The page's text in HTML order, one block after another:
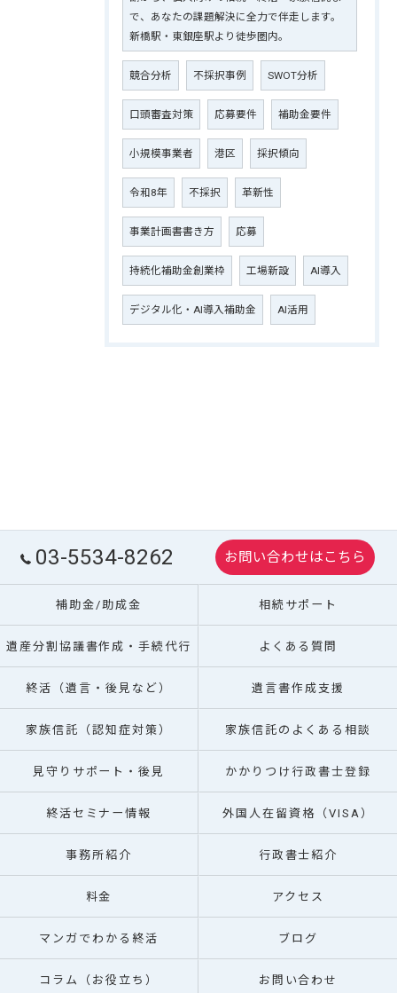
で、あなたの課題解決に全力で伴走します。
新橋駅・東銀座駅より徒歩圏内。
競合分析 不採択事例 SWOT分析
口頭審査対策 応募要件 補助金要件
小規模事業者 港区 採択傾向
令和8年 不採択 革新性
事業計画書書き方 応募
持続化補助金創業枠 工場新設 AI導入
デジタル化・AI導入補助金 AI活用
03-5534-8262 お問い合わせはこちら
補助金/助成金 相続サポート
遺産分割協議書作成・手続代行 よくある質問
終活（遺言・後見など） 遺言書作成支援
家族信託（認知症対策） 家族信託のよくある相談
見守りサポート・後見 かかりつけ行政書士登録
終活セミナー情報 外国人在留資格（VISA）
事務所紹介 行政書士紹介
料金 アクセス
マンガでわかる終活 ブログ
コラム（お役立ち） お問い合わせ